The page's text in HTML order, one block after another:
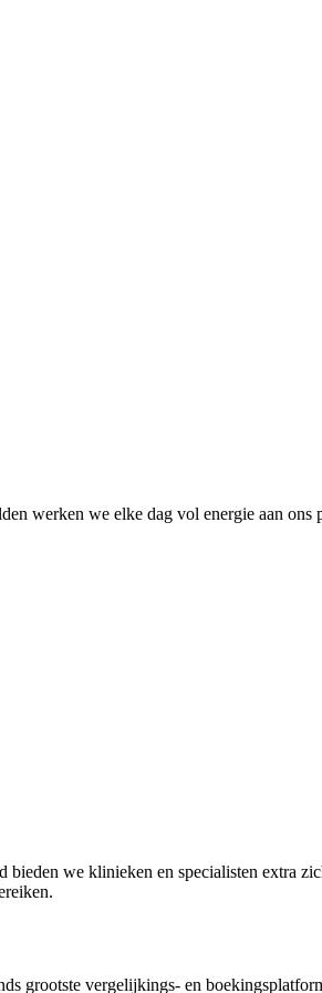
werken we elke dag vol energie aan
we klinieken en specialisten extra
grootste vergelijkings- en